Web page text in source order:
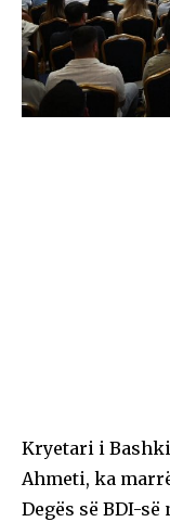
Kryetari i
Ahmeti, ka
Degës së BDI-